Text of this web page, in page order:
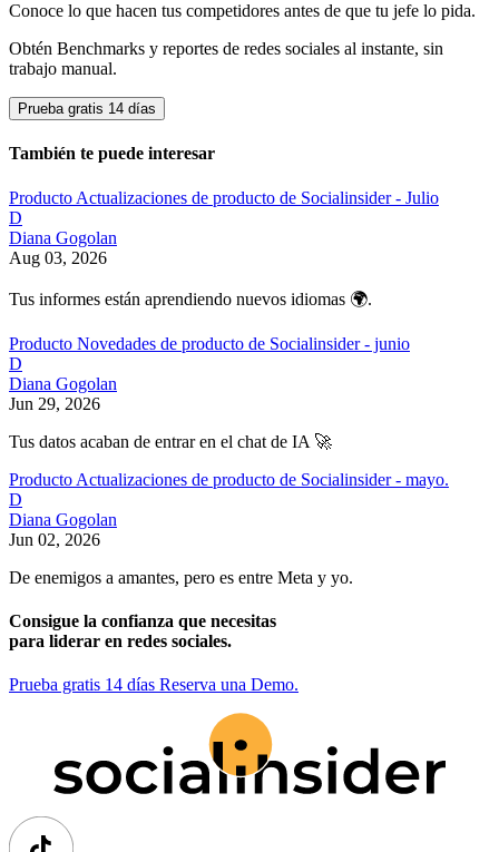
Conoce lo que hacen tus competidores antes de que tu jefe lo pida.
Obtén Benchmarks y reportes de redes sociales al instante, sin
trabajo manual.
Prueba gratis 14 días
También te puede interesar
Producto Actualizaciones de producto de Socialinsider - Julio
D
Diana Gogolan
Aug 03, 2026
Tus informes están aprendiendo nuevos idiomas 🌍.
Producto Novedades de producto de Socialinsider - junio
D
Diana Gogolan
Jun 29, 2026
Tus datos acaban de entrar en el chat de IA 🚀
Producto Actualizaciones de producto de Socialinsider - mayo.
D
Diana Gogolan
Jun 02, 2026
De enemigos a amantes, pero es entre Meta y yo.
Consigue la confianza que necesitas
para liderar en redes sociales.
Prueba gratis 14 días Reserva una Demo.